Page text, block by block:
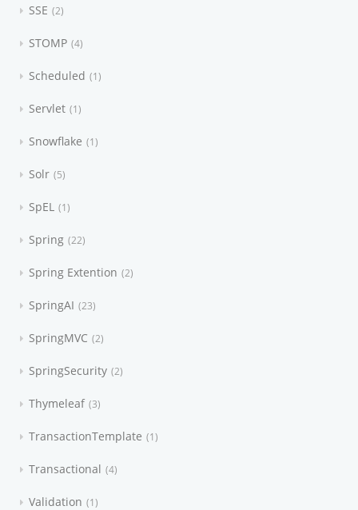
SSE 2
STOMP 4
Scheduled 1
Servlet 1
Snowflake 1
Solr 5
SpEL 1
Spring 22
Spring Extention 2
SpringAI 23
SpringMVC 2
SpringSecurity 2
Thymeleaf 3
TransactionTemplate 1
Transactional 4
Validation 1